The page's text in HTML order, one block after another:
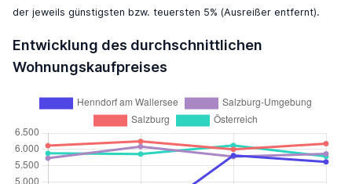
der jeweils günstigsten bzw. teuersten 5% (Ausreißer entfernt).
Entwicklung des durchschnittlichen
Wohnungskaufpreises